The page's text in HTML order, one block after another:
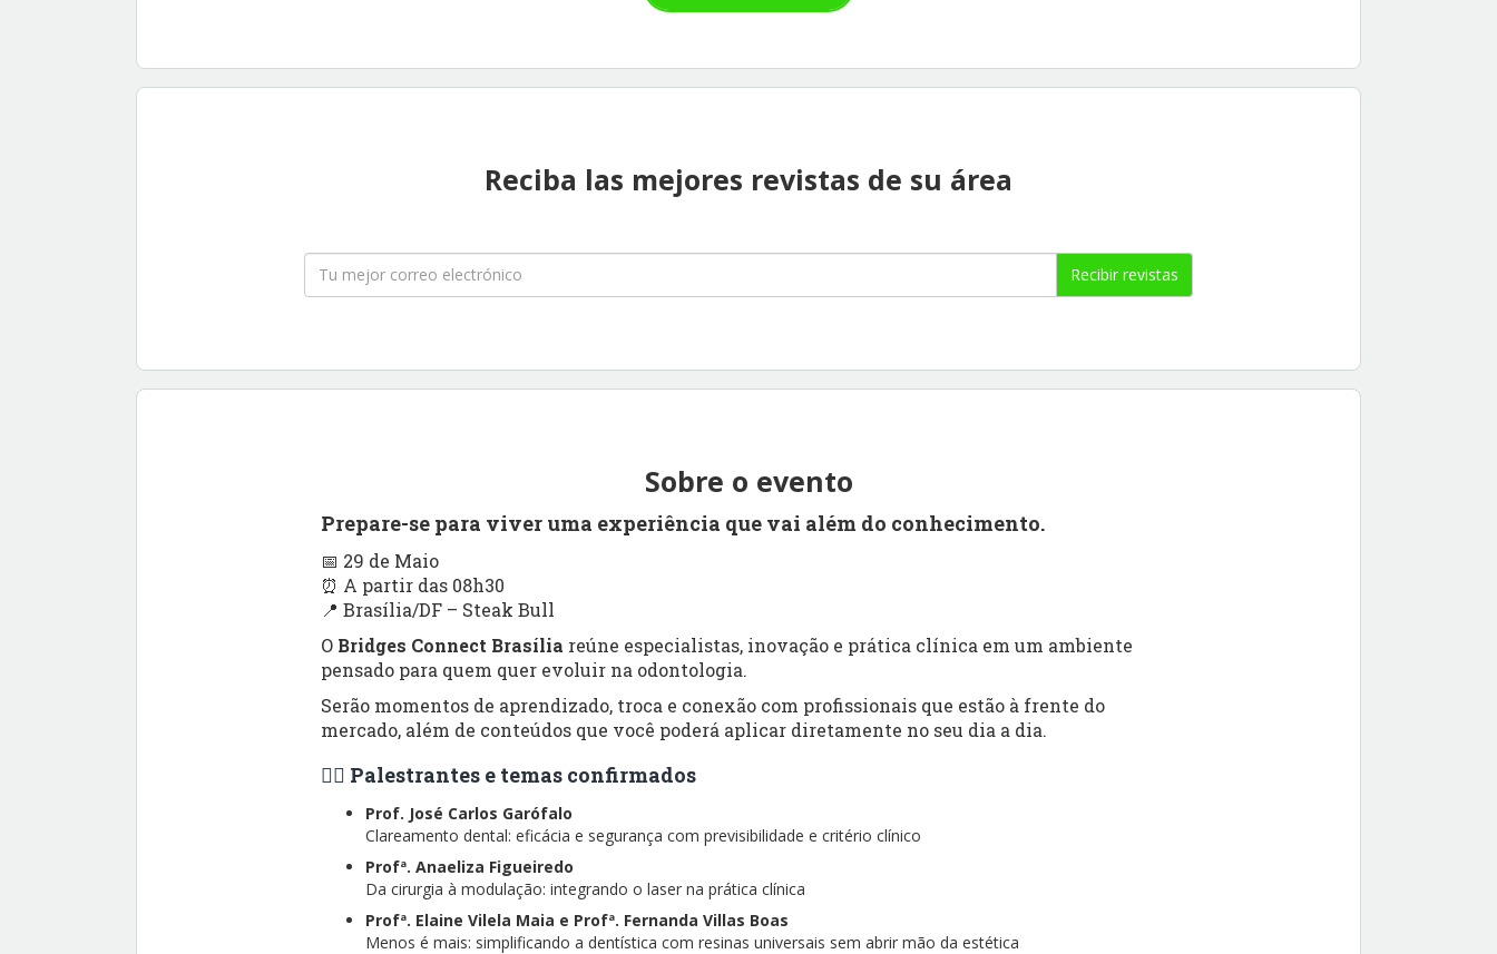
Reciba las mejores revistas de su área
Recibir revistas
Sobre o evento
Prepare-se para viver uma experiência que vai além do conhecimento.
📅 29 de Maio
⏰ A partir das 08h30
📍 Brasília/DF – Steak Bull
O Bridges Connect Brasília reúne especialistas, inovação e prática clínica em um ambiente
pensado para quem quer evoluir na odontologia.
Serão momentos de aprendizado, troca e conexão com profissionais que estão à frente do
mercado, além de conteúdos que você poderá aplicar diretamente no seu dia a dia.
👨‍⚕️ Palestrantes e temas confirmados
Prof. José Carlos Garófalo
Clareamento dental: eficácia e segurança com previsibilidade e critério clínico
Profª. Anaeliza Figueiredo
Da cirurgia à modulação: integrando o laser na prática clínica
Profª. Elaine Vilela Maia e Profª. Fernanda Villas Boas
Menos é mais: simplificando a dentística com resinas universais sem abrir mão da estética